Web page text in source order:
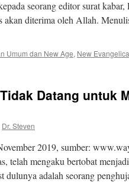
seorang editor surat
akan diterima oleh Allah.
Umum dan New Age, New
Datang untuk
Dr. Steven
2019, sumber:
telah mengaku bertobat
dulunya adalah seorang